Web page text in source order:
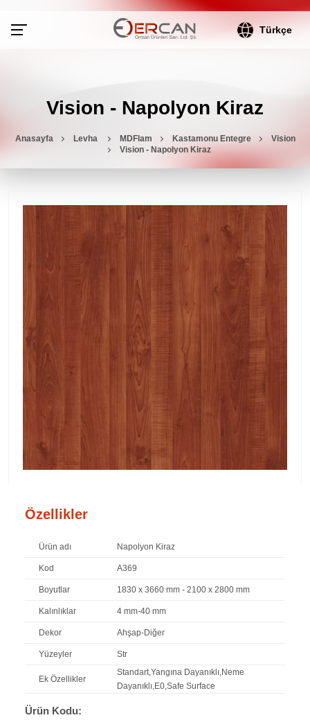
Türkçe
Vision - Napolyon Kiraz
Anasayfa Levha MDFlam Kastamonu Entegre
Vision
Vision - Napolyon Kiraz
Özellikler
Ürün adı Napolyon Kiraz
Kod A369
Boyutlar 1830 x 3660 mm - 2100 x 2800 mm
Kalınlıklar 4 mm-40 mm
Dekor Ahşap-Diğer
Yüzeyler Str
Ek Özellikler
Standart,Yangına Dayanıklı,Neme
Dayanıklı,E0,Safe Surface
Ürün Kodu: